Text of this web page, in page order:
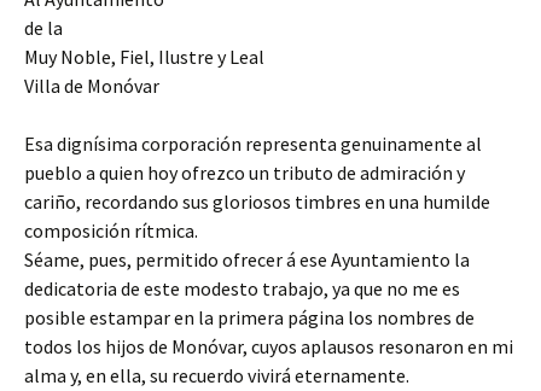
de la
Muy Noble, Fiel, Ilustre y Leal
Villa de Monóvar
Esa dignísima corporación representa genuinamente al
pueblo a quien hoy ofrezco un tributo de admiración y
cariño, recordando sus gloriosos timbres en una humilde
composición rítmica.
Séame, pues, permitido ofrecer á ese Ayuntamiento la
dedicatoria de este modesto trabajo, ya que no me es
posible estampar en la primera página los nombres de
todos los hijos de Monóvar, cuyos aplausos resonaron en mi
alma y, en ella, su recuerdo vivirá eternamente.